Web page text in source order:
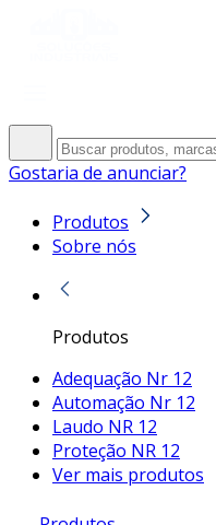
Gostaria de anunciar?
Produtos
Sobre nós
Produtos
Adequação Nr 12
Automação Nr 12
Laudo NR 12
Proteção NR 12
Ver mais produtos